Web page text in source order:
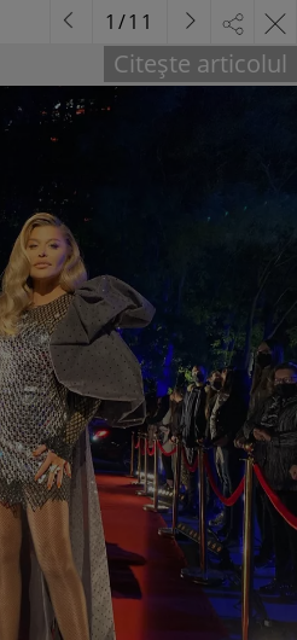
Citește articolul
1 /11